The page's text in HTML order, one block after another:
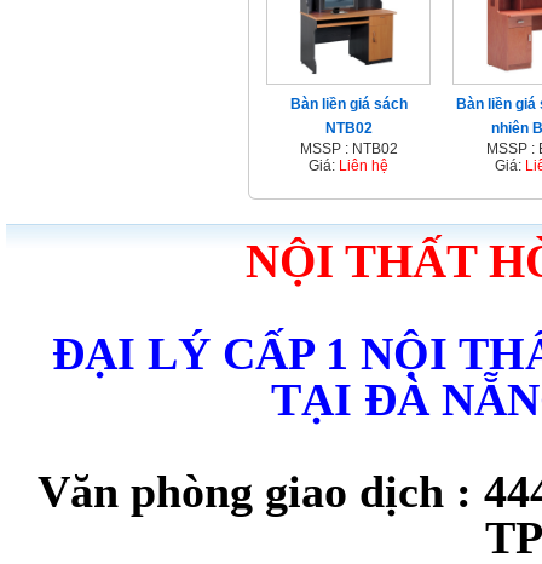
Bàn liền giá sách
NTB02
MSSP : NTB02
Giá: Liên hệ
Bàn liền
nhiên
MSSP :
Giá:
NỘI THẤT
ĐẠI LÝ CẤP 1 NỘI
TẠI ĐÀ
Văn phòng giao dịch :